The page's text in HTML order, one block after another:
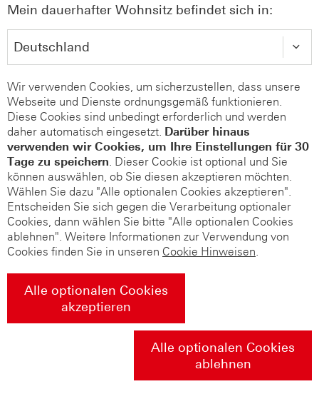
Mein dauerhafter Wohnsitz befindet sich in:
Wir verwenden Cookies, um sicherzustellen, dass unsere
Webseite und Dienste ordnungsgemäß funktionieren.
Diese Cookies sind unbedingt erforderlich und werden
daher automatisch eingesetzt. Darüber hinaus
verwenden wir Cookies, um Ihre Einstellungen für 30
Tage zu speichern. Dieser Cookie ist optional und Sie
können auswählen, ob Sie diesen akzeptieren möchten.
Wählen Sie dazu "Alle optionalen Cookies akzeptieren".
Entscheiden Sie sich gegen die Verarbeitung optionaler
Cookies, dann wählen Sie bitte "Alle optionalen Cookies
ablehnen". Weitere Informationen zur Verwendung von
Cookies finden Sie in unseren Cookie Hinweisen.
Alle optionalen Cookies
akzeptieren
Alle optionalen Cookies
ablehnen